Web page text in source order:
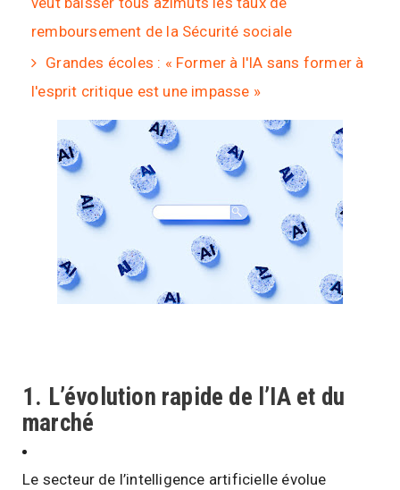
remboursement de la Sécurité sociale
Grandes écoles : « Former à l'IA sans former à
l'esprit critique est une impasse »
1. L’évolution rapide de l’IA et du
marché
Le secteur de l’intelligence artificielle évolue